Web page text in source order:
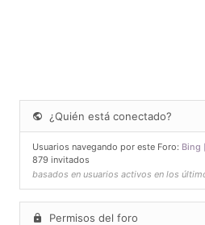
¿Quién está conectado?
Usuarios navegando por este Foro: Bing
879 invitados
basados en usuarios activos en los
Permisos del foro